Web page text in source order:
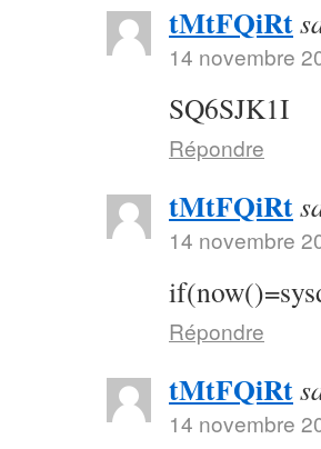
tMtFQiRt
14 novembre
SQ6SJK1I
Répondre
tMtFQiRt
14 novembre
Répondre
tMtFQiRt
14 novembre